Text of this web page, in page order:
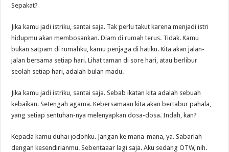
Sepakat?
Jika kamu jadi istriku, santai saja. Tak perlu takut karena menjadi istri
hidupmu akan membosankan. Diam di rumah terus. Tidak. Kamu
bukan satpam di rumahku, kamu penjaga di hatiku. Kita akan jalan-
jalan bersama setiap hari. Lihat taman di sore hari, atau berlibur
seolah setiap hari, adalah bulan madu.
Jika kamu jadi istriku, santai saja. Sebab ikatan kita adalah sebuah
kebaikan. Setengah agama. Kebersamaan kita akan bertabur pahala,
yang setiap sentuhan-nya melenyapkan dosa-dosa. Indah, kan?
Kepada kamu duhai jodohku. Jangan ke mana-mana, ya. Sabarlah
dengan kesendirianmu. Sebentaaar lagi saja. Aku sedang OTW, nih.